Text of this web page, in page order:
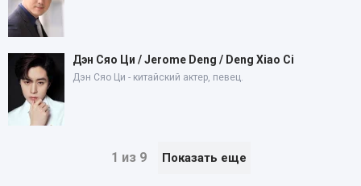
Дэн Сяо Ци / Jerome Deng / Deng Xiao Ci
Дэн Сяо Ци - китайский актер, певец.
1 из 9 Показать еще